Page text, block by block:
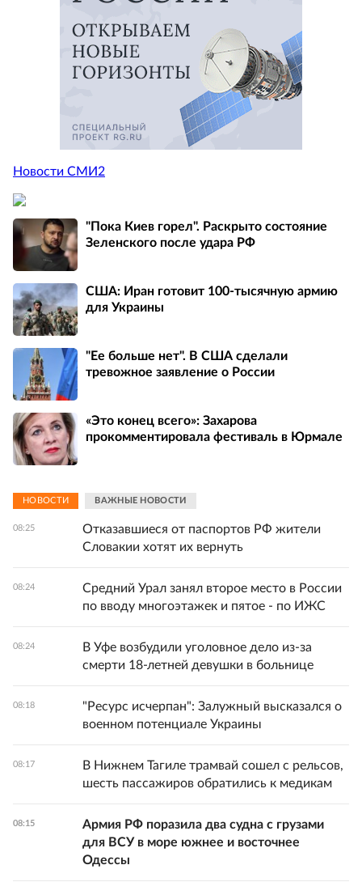
Новости СМИ2
"Пока Киев горел". Раскрыто состояние
Зеленского после удара РФ
США: Иран готовит 100-тысячную армию
для Украины
"Ее больше нет". В США сделали
тревожное заявление о России
«Это конец всего»: Захарова
прокомментировала фестиваль в Юрмале
НОВОСТИ ВАЖНЫЕ НОВОСТИ
08:25
Отказавшиеся от паспортов РФ жители
Словакии хотят их вернуть
08:24
Средний Урал занял второе место в России
по вводу многоэтажек и пятое - по ИЖС
08:24
В Уфе возбудили уголовное дело из-за
смерти 18-летней девушки в больнице
08:18
"Ресурс исчерпан": Залужный высказался о
военном потенциале Украины
08:17
В Нижнем Тагиле трамвай сошел с рельсов,
шесть пассажиров обратились к медикам
08:15
Армия РФ поразила два судна с грузами
для ВСУ в море южнее и восточнее
Одессы